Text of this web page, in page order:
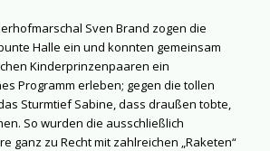
Sven Brand zogen die
Halle ein und konnten gemeinsam
Kinderprinzenpaaren ein
Programm erleben; gegen die tollen
Sturmtief Sabine, dass draußen tobte,
So wurden die ausschließlich
ganz zu Recht mit zahlreichen „Raketen“